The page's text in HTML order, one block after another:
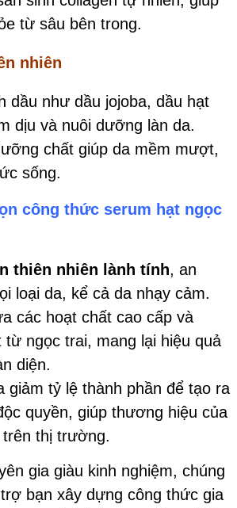
từ sâu bên trong.
nhiên
dầu như dầu jojoba, dầu hạt
dịu và nuôi dưỡng làn da.
chất giúp da mềm mượt,
sống.
công thức serum hạt ngọc
thiên nhiên lành tính, an
loại da, kể cả da nhạy cảm.
các hoạt chất cao cấp và
ngọc trai, mang lại hiệu quả
diện.
giảm tỷ lệ thành phần để tạo ra
quyền, giúp thương hiệu của
trên thị trường.
gia giàu kinh nghiệm, chúng
bạn xây dựng công thức gia